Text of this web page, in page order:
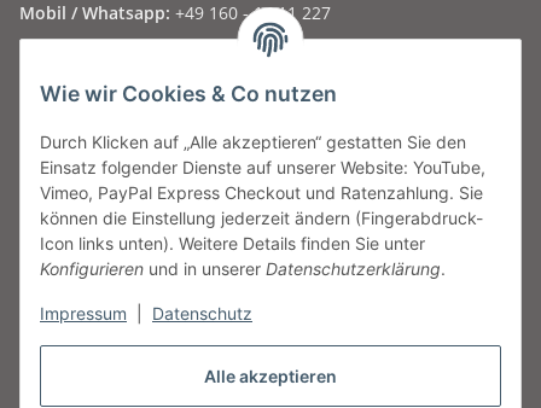
Alle akzeptieren
Wie wir Cookies & Co nutzen
Durch Klicken auf „Alle akzeptieren“ gestatten Sie den
Einsatz folgender Dienste auf unserer Website: YouTube,
Vimeo, PayPal Express Checkout und Ratenzahlung. Sie
können die Einstellung jederzeit ändern (Fingerabdruck-
Icon links unten). Weitere Details finden Sie unter
Konfigurieren und in unserer Datenschutzerklärung.
Impressum Datenschutz
Mobil / Whatsapp: +49 160 - 15 11 227
Informationen
Gesetzliche Informationen
Geschäftszeiten
Montagnur nach Vereinbarung
Dienstag - Freitag 09:30 - 17:00 Uhr
09:00 - 13:00 Uhr und nach telefonischer